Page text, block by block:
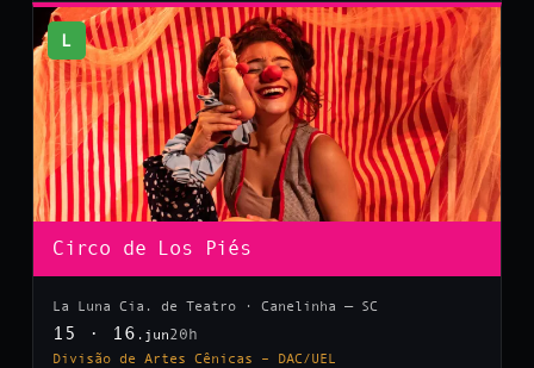
L
Circo de Los Piés
La Luna Cia. de Teatro · Canelinha — SC
15 · 16 .jun20h
Divisão de Artes Cênicas – DAC/UEL